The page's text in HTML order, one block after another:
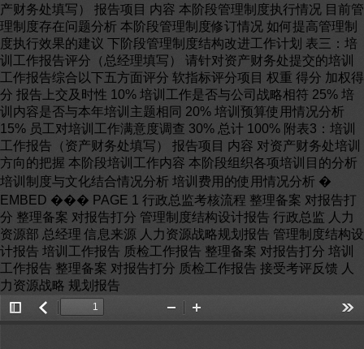
产财务处填写） 报告项目 内容 本阶段管理制度执行情况 目前管
理制度存在问题分析 本阶段管理制度修订情况 如何提高管理制
度执行效果的建议 下阶段管理制度结构改进工作计划 表三：培
训工作报告评分（总经理填写） 请针对资产财务处提交的培训
工作报告综合以下五方面评分 软指标评分项目 权重 得分 加权得
分 报告上交及时性 10% 培训工作是否与公司战略相符 25% 培
训内容是否与本年培训主题相同 20% 培训预算使用情况分析
15% 员工对培训工作满意度调查 30% 总计 100% 附表3：培训
工作报告（资产财务处填写） 报告项目 内容 对资产财务处培训
方向的把握 本阶段培训工作内容 本阶段组织各项培训目的分析
培训制度与文化结合情况分析 培训费用的使用情况分析 �
EMBED ��� PAGE 1 行政总监考核流程 整理备案 对报告打
分 整理备案 对报告打分 管理制度结构设计报告 行政总监 人力
资源部 总经理 信息来源 人力资源战略规划报告 管理制度结构设
计报告 培训工作报告 质检工作报告 整理备案 对报告打分 培训
工作报告 整理备案 对报告打分 质检工作报告 接受考评反馈 人
力资源战略 规划报告
Toggle返
Zoom